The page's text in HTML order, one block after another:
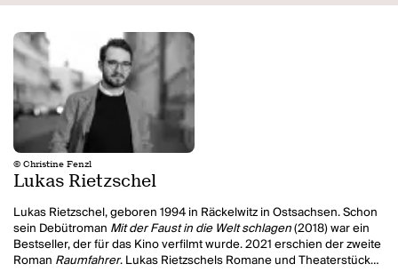
© Christine Fenzl
Lukas Rietzschel
Lukas Rietzschel, geboren 1994 in Räckelwitz in Ostsachsen. Schon
sein Debütroman Mit der Faust in die Welt schlagen(2018) war ein
Bestseller, der für das Kino verfilmt wurde. 2021 erschien der zweite
Roman Raumfahrer. Lukas Rietzschels Romane und Theaterstücke